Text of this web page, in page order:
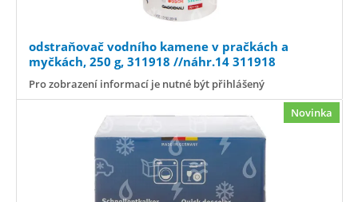
odstraňovač vodního kamene v pračkách a
myčkách, 250 g, 311918 //náhr.14 311918
Pro zobrazení informací je nutné být přihlášený
Novinka